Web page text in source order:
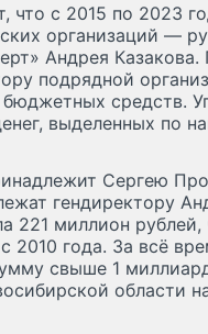
что с 2015 по 2023
организаций —
Андрея
подрядной
средств.
выделенных по
Сергею
гендиректору
221 миллион
2010 года. За всё
свыше 1
области